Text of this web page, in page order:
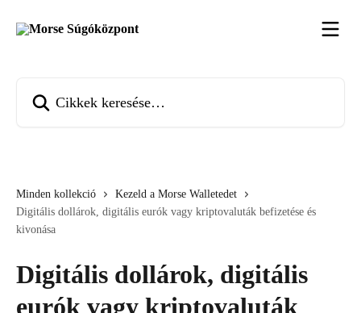
Minden kollekció
Kezeld a Morse Walletedet
Digitális dollárok, digitális eurók vagy kriptovaluták befizetése és
kivonása
Digitális dollárok, digitális
eurók vagy kriptovaluták